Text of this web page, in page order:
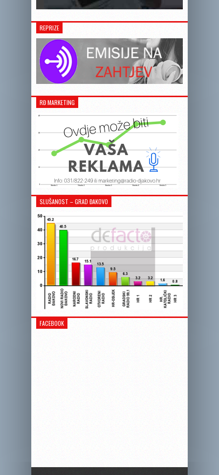
REPRIZE
RĐ MARKETING
SLUŠANOST – GRAD ĐAKOVO
FACEBOOK